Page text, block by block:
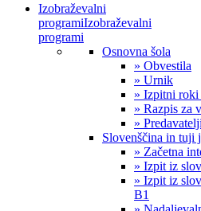
Izobraževalni
programiIzobraževalni
programi
Osnovna šola
» Obvestila
» Urnik
» Izpitni
» Razpis za
» Predavatelji
Slovenščina in tuji
» Začetna
» Izpit iz
» Izpit iz
B1